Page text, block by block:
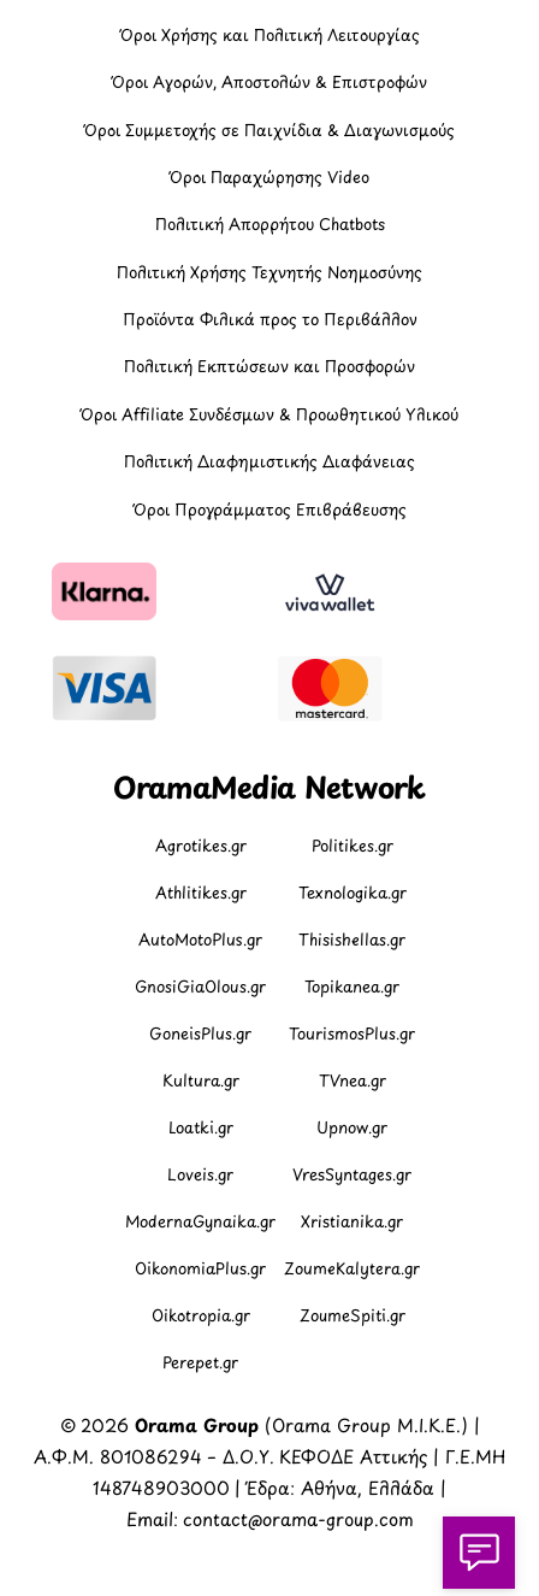
Όροι Χρήσης και Πολιτική Λειτουργίας
Όροι Αγορών, Αποστολών & Επιστροφών
Όροι Συμμετοχής σε Παιχνίδια & Διαγωνισμούς
Όροι Παραχώρησης Video
Πολιτική Απορρήτου Chatbots
Πολιτική Χρήσης Τεχνητής Νοημοσύνης
Προϊόντα Φιλικά προς το Περιβάλλον
Πολιτική Εκπτώσεων και Προσφορών
Όροι Affiliate Συνδέσμων & Προωθητικού Υλικού
Πολιτική Διαφημιστικής Διαφάνειας
Όροι Προγράμματος Επιβράβευσης
OramaMedia Network
Agrotikes.gr Politikes.gr
Athlitikes.gr Texnologika.gr
AutoMotoPlus.gr Thisishellas.gr
GnosiGiaOlous.gr Topikanea.gr
GoneisPlus.gr TourismosPlus.gr
Kultura.gr TVnea.gr
Loatki.gr Upnow.gr
Loveis.gr VresSyntages.gr
ModernaGynaika.gr Xristianika.gr
OikonomiaPlus.gr ZoumeKalytera.gr
Oikotropia.gr ZoumeSpiti.gr
Perepet.gr
© 2026 Orama Group(Orama Group Μ.Ι.Κ.Ε.) |
Α.Φ.Μ. 801086294 – Δ.Ο.Υ. ΚΕΦΟΔΕ Αττικής | Γ.Ε.ΜΗ
148748903000 | Έδρα: Αθήνα, Ελλάδα |
Email: contact@orama-group.com